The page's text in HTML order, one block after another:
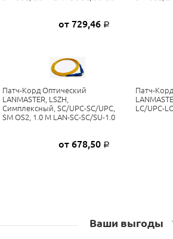
от 729,46 Р
Патч-Корд Оптический
LANMASTER, LSZH,
Симплексный, SC/UPC-SC/UPC,
SM OS2, 1.0 М LAN-SC-SC/SU-1.0
от 678,50 Р
Патч-
LC/UPC-
Ваши выгоды